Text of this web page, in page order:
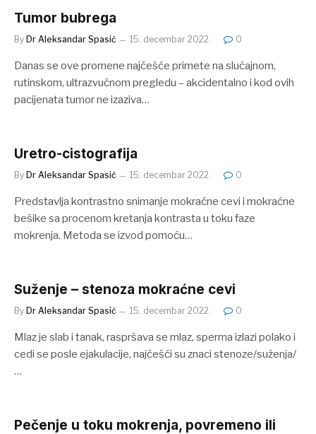
Tumor bubrega
By Dr Aleksandar Spasić 15. decembar 2022. 0
Danas se ove promene najčešće primete na slučajnom,
rutinskom, ultrazvučnom pregledu – akcidentalno i kod ovih
pacijenata tumor ne izaziva…
Uretro-cistografija
By Dr Aleksandar Spasić 15. decembar 2022. 0
Predstavlja kontrastno snimanje mokraćne cevi i mokraćne
bešike sa procenom kretanja kontrasta u toku faze
mokrenja. Metoda se izvod pomoću…
Suženje – stenoza mokraćne cevi
By Dr Aleksandar Spasić 15. decembar 2022. 0
Mlaz je slab i tanak, raspršava se mlaz, sperma izlazi polako i
cedi se posle ejakulacije, najčešći su znaci stenoze/suženja/
…
Pečenje u toku mokrenja, povremeno ili